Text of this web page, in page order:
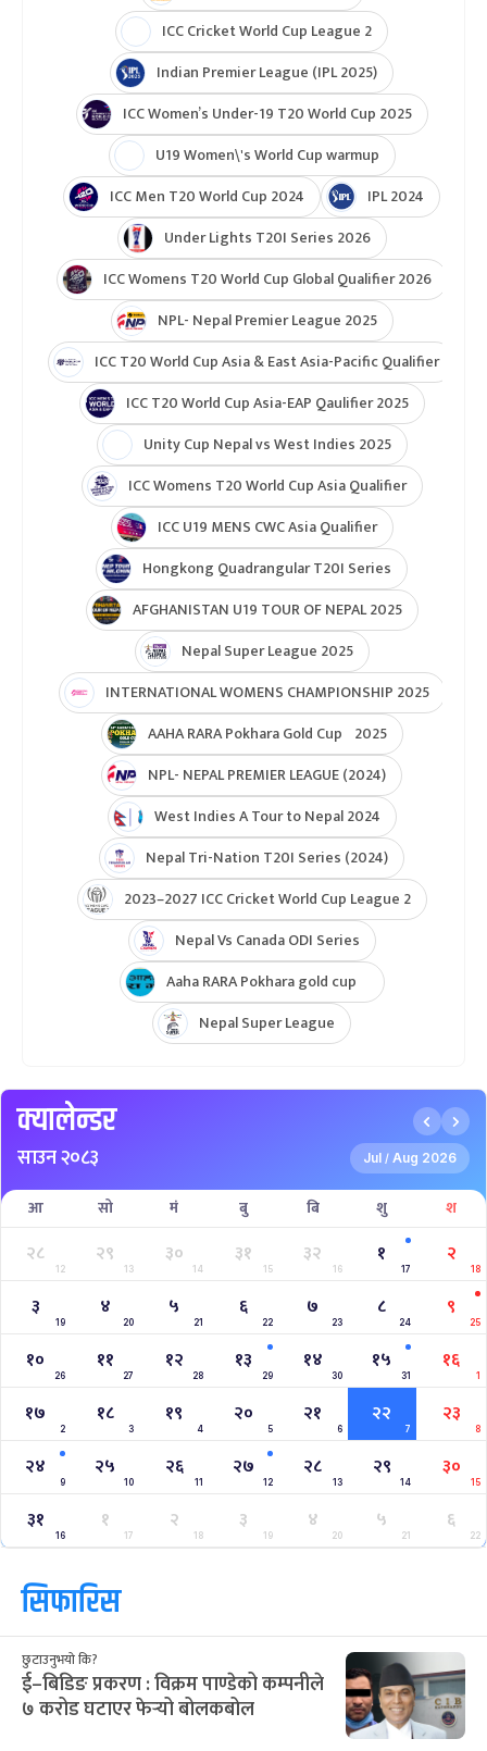
ICC Cricket World Cup League 2
Indian Premier League (IPL 2025)
ICC Women’s Under-19 T20 World Cup 2025
U19 Women\'s World Cup warmup
ICC Men T20 World Cup 2024
IPL 2024
Under Lights T20I Series 2026
ICC Womens T20 World Cup Global Qualifier 2026
NPL- Nepal Premier League 2025
ICC T20 World Cup Asia & East Asia-Pacific Qualifier
ICC T20 World Cup Asia-EAP Qaulifier 2025
Unity Cup Nepal vs West Indies 2025
ICC Womens T20 World Cup Asia Qualifier
ICC U19 MENS CWC Asia Qualifier
Hongkong Quadrangular T20I Series
AFGHANISTAN U19 TOUR OF NEPAL 2025
Nepal Super League 2025
INTERNATIONAL WOMENS CHAMPIONSHIP 2025
AAHA RARA Pokhara Gold Cup 2025
NPL- NEPAL PREMIER LEAGUE (2024)
West Indies A Tour to Nepal 2024
Nepal Tri-Nation T20I Series (2024)
2023–2027 ICC Cricket World Cup League 2
Nepal Vs Canada ODI Series
Aaha RARA Pokhara gold cup
Nepal Super League
क्यालेन्डर
साउन २०८३ Jul / Aug 2026
आ सो मं बु बि शु श
२८
12
२९
13
३०
14
३१
15
३२
16
१
17
२
18
३
19
४
20
५
21
६
22
७
23
८
24
९
25
१०
26
११
27
१२
28
१३
29
१४
30
१५
31
१६
1
१७
2
१८
3
१९
4
२०
5
२१
6
२२
7
२३
8
२४
9
२५
10
२६
11
२७
12
२८
13
२९
14
३०
15
३१
16
१
17
२
18
३
19
४
20
५
21
६
22
सिफारिस
छुटाउनुभयो कि?
ई–बिडिङ प्रकरण : विक्रम पाण्डेको कम्पनीले
७ करोड घटाएर फेर्‍यो बोलकबोल